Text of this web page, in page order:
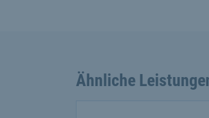
Ähnliche